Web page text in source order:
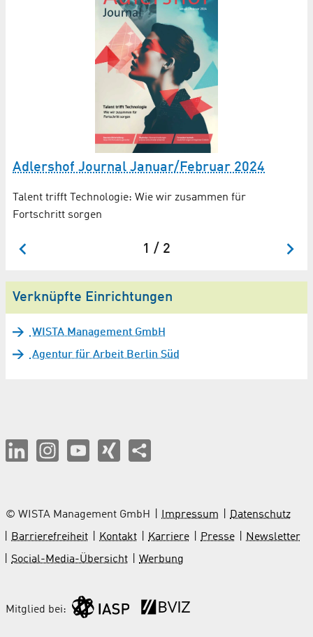
Adlershof Journal Januar/Februar 2024
Talent trifft Technologie: Wie wir zusammen für
Fortschritt sorgen
1 / 2
Verknüpfte Einrichtungen
WISTA Management GmbH
Agentur für Arbeit Berlin Süd
© WISTA Management GmbH Impressum
Datenschutz
Barrierefreiheit
Kontakt Karriere Presse
Newsletter
Social-Media-Übersicht
Werbung
Mitglied bei: